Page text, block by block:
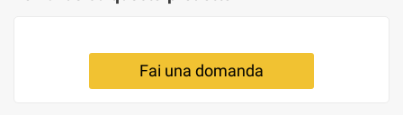
Fai una domanda